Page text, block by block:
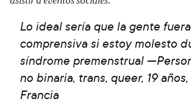
Lo ideal sería que la gente fuera
comprensiva si estoy molesto
síndrome premenstrual
no binaria, trans, queer, 19
Francia